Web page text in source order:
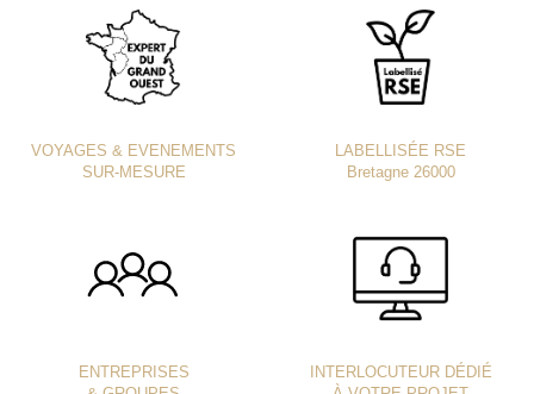
VOYAGES & EVENEMENTS
SUR-MESURE
LABELLISÉE RSE
Bretagne 26000
ENTREPRISES
INTERLOCUTEUR DÉDIÉ